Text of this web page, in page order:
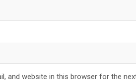
and website in this browser for the